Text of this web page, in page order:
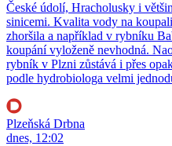
České údolí, Hracholusky i
sinicemi. Kvalita vody na
zhoršila a například v rybníku
koupání vyloženě nevhodná.
rybník v Plzni zůstává i přes
podle hydrobiologa velmi
Plzeňská Drbna
dnes, 12:02